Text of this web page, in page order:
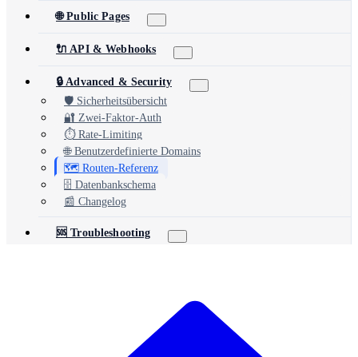
🌐 Public Pages
🔌 API & Webhooks
🔒 Advanced & Security
🛡️ Sicherheitsübersicht
🔐 Zwei-Faktor-Auth
⏱️ Rate-Limiting
🌐 Benutzerdefinierte Domains
🗺️ Routen-Referenz
🗄️ Datenbankschema
📰 Changelog
🆘 Troubleshooting